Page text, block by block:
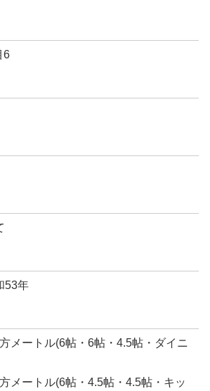
6
53年
メートル(6帖・6帖・4.5帖・ダイニ
メートル(6帖・4.5帖・4.5帖・キッ